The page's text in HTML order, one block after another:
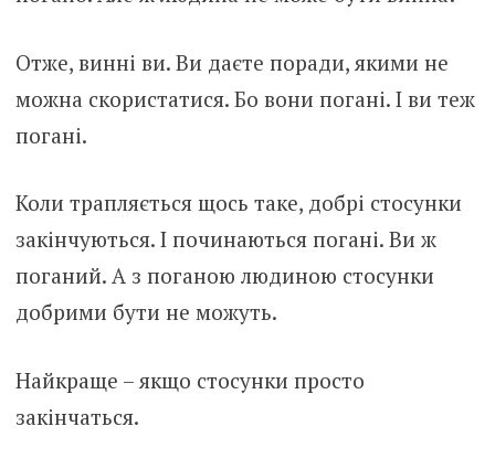
Отже, винні ви. Ви даєте поради, якими не
можна скористатися. Бо вони погані. І ви теж
погані.
Коли трапляється щось таке, добрі стосунки
закінчуються. І починаються погані. Ви ж
поганий. А з поганою людиною стосунки
добрими бути не можуть.
Найкраще – якщо стосунки просто
закінчаться.